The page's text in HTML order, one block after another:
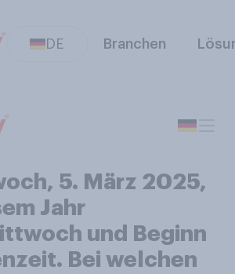
DE Branchen
5. März 2025,
Jahr
und Beginn
Bei welchen